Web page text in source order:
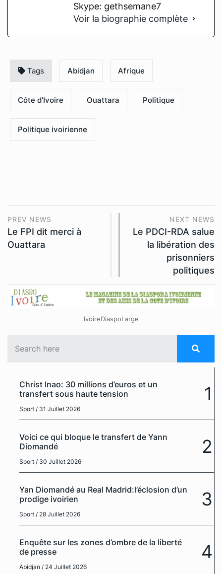
Skype: gethsemane7
Voir la biographie complète
Tags Abidjan Afrique
Côte d'Ivoire Ouattara Politique
Politique ivoirienne
PREV NEWS
Le FPI dit merci à
Ouattara
NEXT NEWS
Le PDCI-RDA salue
la libération des
prisonniers
politiques
IvoireDiaspoLarge
Christ Inao: 30 millions d’euros et un
transfert sous haute tension
Sport / 31 Juillet 2026
1
Voici ce qui bloque le transfert de Yann
Diomandé
Sport / 30 Juillet 2026
2
Yan Diomandé au Real Madrid:l’éclosion d’un
prodige ivoirien
Sport / 28 Juillet 2026
3
Enquête sur les zones d’ombre de la liberté
de presse
Abidjan / 24 Juillet 2026
4